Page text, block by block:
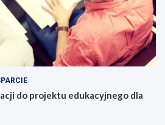
do projektu edukacyjnego dla